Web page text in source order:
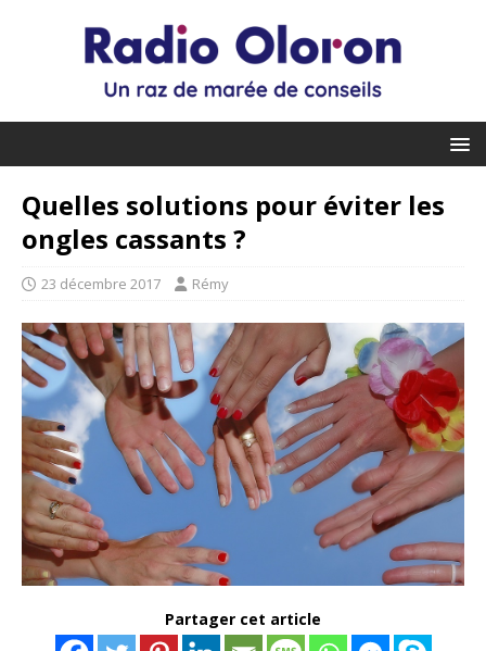
Quelles solutions pour éviter les
ongles cassants ?
23 décembre 2017 Rémy
Partager cet article